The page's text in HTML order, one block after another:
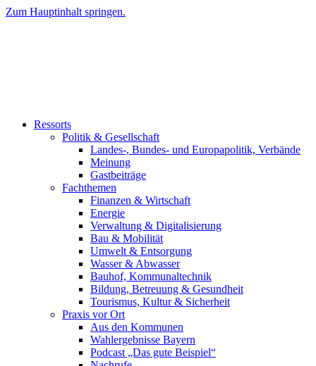
Zum Hauptinhalt springen.
Ressorts
Politik & Gesellschaft
Landes-, Bundes- und Europapolitik, Verbände
Meinung
Gastbeiträge
Fachthemen
Finanzen & Wirtschaft
Energie
Verwaltung & Digitalisierung
Bau & Mobilität
Umwelt & Entsorgung
Wasser & Abwasser
Bauhof, Kommunaltechnik
Bildung, Betreuung & Gesundheit
Tourismus, Kultur & Sicherheit
Praxis vor Ort
Aus den Kommunen
Wahlergebnisse Bayern
Podcast „Das gute Beispiel“